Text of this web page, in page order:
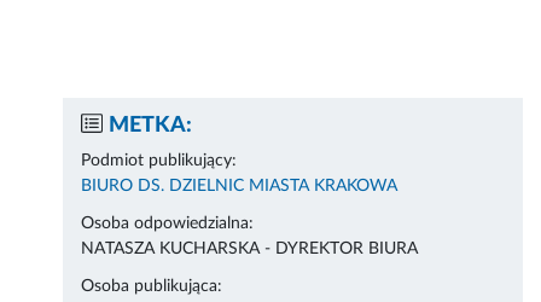
METKA:
Podmiot publikujący:
BIURO DS. DZIELNIC MIASTA KRAKOWA
Osoba odpowiedzialna:
NATASZA KUCHARSKA - DYREKTOR BIURA
Osoba publikująca: